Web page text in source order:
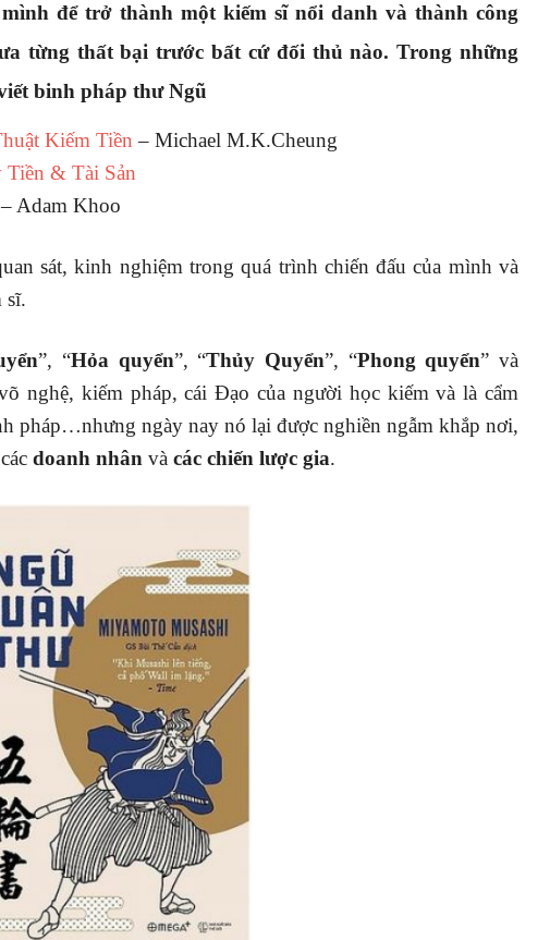
để trở thành một kiếm sĩ nổi danh và thành công
từng thất bại trước bất cứ đối thủ nào. Trong những
binh pháp thư Ngũ
Kiếm Tiền – Michael M.K.Cheung
& Tài Sản
Adam Khoo
sát, kinh nghiệm trong quá trình chiến đấu của mình và
sĩ.
”, “Hỏa quyển”, “Thủy Quyển”, “Phong quyển” và
nghệ, kiếm pháp, cái Đạo của người học kiếm và là cẩm
pháp…nhưng ngày nay nó lại được nghiền ngẫm khắp nơi,
doanh nhân và các chiến lược gia.